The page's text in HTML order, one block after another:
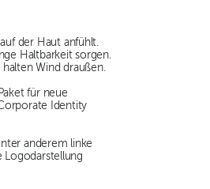
der Haut anfühlt.
Haltbarkeit sorgen.
Wind draußen.
für neue
Identity
anderem linke
Logodarstellung